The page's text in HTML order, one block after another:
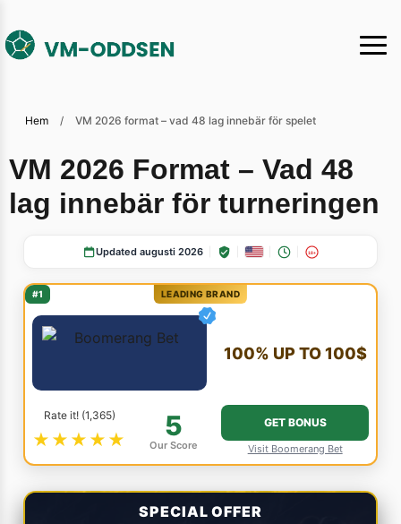
Hem / VM 2026 format – vad 48 lag innebär för spelet
VM 2026 Format – Vad 48
lag innebär för turneringen
Updated augusti 2026 18+
#1 LEADING BRAND
100% UP TO 100$
Rate it! (1,365)
★★★★★ 5
Our Score
GET BONUS
Visit Boomerang Bet
SPECIAL OFFER